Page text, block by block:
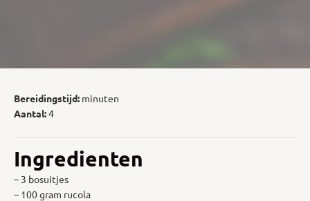
Bereidingstijd: minuten
Aantal:4
Ingredienten
– 3 bosuitjes
– 100 gram rucola